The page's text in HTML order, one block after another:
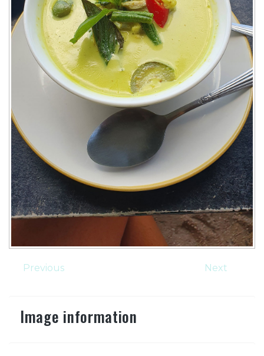
Previous Next
Image information